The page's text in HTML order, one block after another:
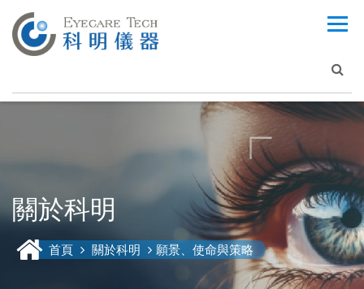
關於科明
首頁 關於科明 願景、使命與策略